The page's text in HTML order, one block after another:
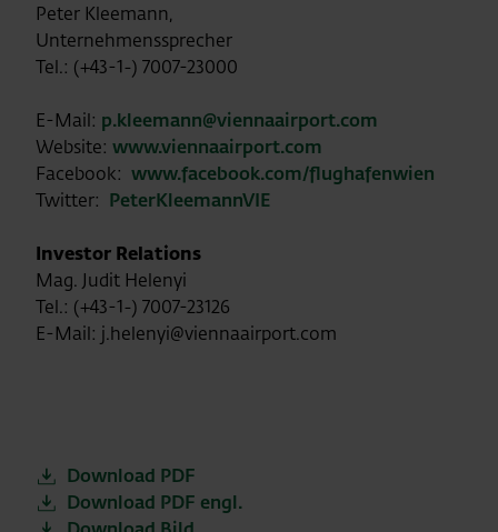
Peter Kleemann,
Unternehmenssprecher
Tel.: (+43-1-) 7007-23000
E-Mail: p.kleemann@viennaairport.com
Website: www.viennaairport.com
Facebook: www.facebook.com/flughafenwien
Twitter: PeterKleemannVIE
Investor Relations
Mag. Judit Helenyi
Tel.: (+43-1-) 7007-23126
E-Mail: j.helenyi@viennaairport.com
Download PDF
Download PDF engl.